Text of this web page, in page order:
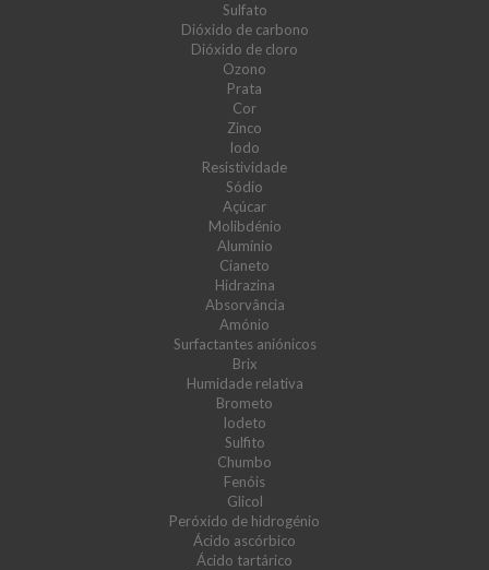
Sulfato
Dióxido de carbono
Dióxido de cloro
Ozono
Prata
Cor
Zinco
Iodo
Resistividade
Sódio
Açúcar
Molibdénio
Alumínio
Cianeto
Hidrazina
Absorvância
Amónio
Surfactantes aniónicos
Brix
Humidade relativa
Brometo
Iodeto
Sulfito
Chumbo
Fenóis
Glicol
Peróxido de hidrogénio
Ácido ascórbico
Ácido tartárico